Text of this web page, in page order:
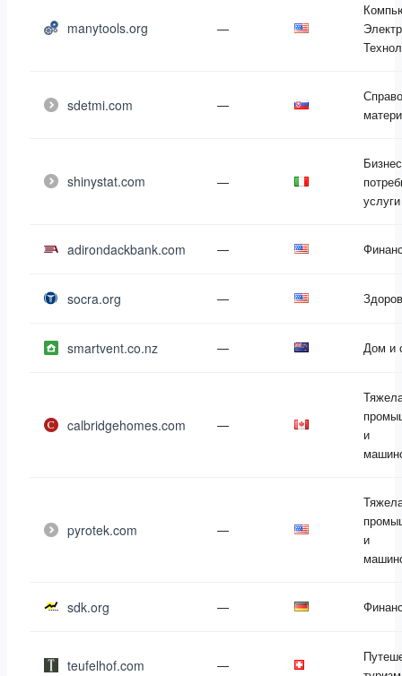
manytools.org —
sdetmi.com —
shinystat.com —
услуги
adirondackbank.com —
socra.org —
smartvent.co.nz — Дом и
calbridgehomes.com —
и
pyrotek.com —
и
sdk.org —
teufelhof.com —